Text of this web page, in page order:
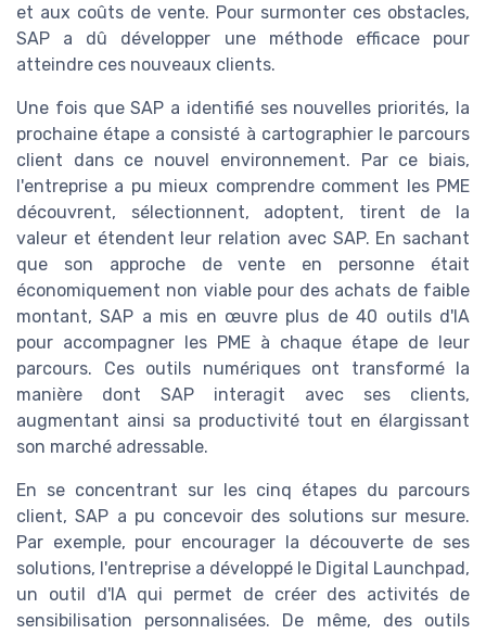
et aux coûts de vente. Pour surmonter ces obstacles,
SAP a dû développer une méthode efficace pour
atteindre ces nouveaux clients.
Une fois que SAP a identifié ses nouvelles priorités, la
prochaine étape a consisté à cartographier le parcours
client dans ce nouvel environnement. Par ce biais,
l'entreprise a pu mieux comprendre comment les PME
découvrent, sélectionnent, adoptent, tirent de la
valeur et étendent leur relation avec SAP. En sachant
que son approche de vente en personne était
économiquement non viable pour des achats de faible
montant, SAP a mis en œuvre plus de 40 outils d'IA
pour accompagner les PME à chaque étape de leur
parcours. Ces outils numériques ont transformé la
manière dont SAP interagit avec ses clients,
augmentant ainsi sa productivité tout en élargissant
son marché adressable.
En se concentrant sur les cinq étapes du parcours
client, SAP a pu concevoir des solutions sur mesure.
Par exemple, pour encourager la découverte de ses
solutions, l'entreprise a développé le Digital Launchpad,
un outil d'IA qui permet de créer des activités de
sensibilisation personnalisées. De même, des outils